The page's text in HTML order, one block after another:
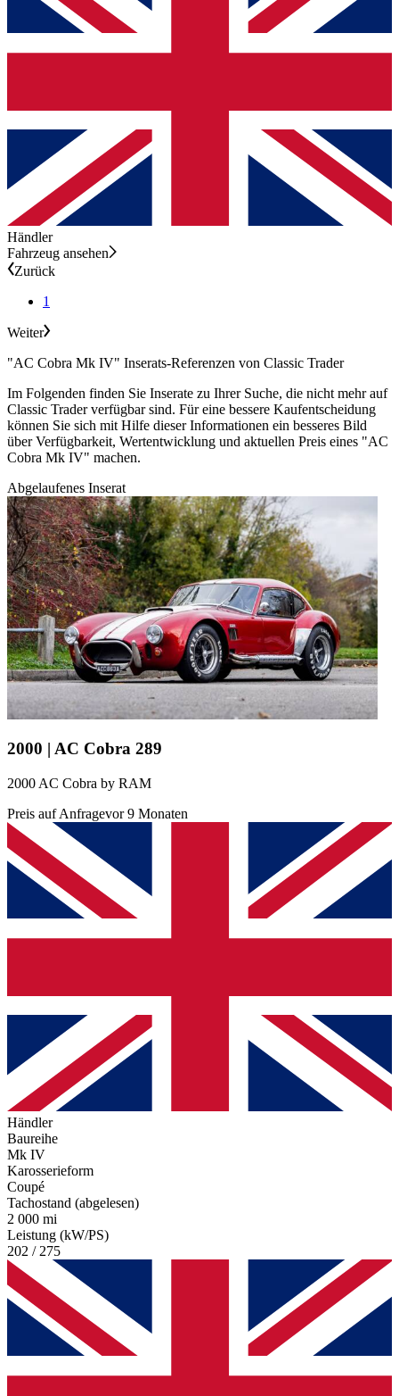
Händler
Fahrzeug ansehen
Zurück
1
Weiter
"AC Cobra Mk IV" Inserats-Referenzen von Classic Trader
Im Folgenden finden Sie Inserate zu Ihrer Suche, die nicht mehr auf
Classic Trader verfügbar sind. Für eine bessere Kaufentscheidung
können Sie sich mit Hilfe dieser Informationen ein besseres Bild
über Verfügbarkeit, Wertentwicklung und aktuellen Preis eines "AC
Cobra Mk IV" machen.
Abgelaufenes Inserat
2000 | AC Cobra 289
2000 AC Cobra by RAM
Preis auf Anfragevor 9 Monaten
Händler
Baureihe
Mk IV
Karosserieform
Coupé
Tachostand (abgelesen)
2 000 mi
Leistung (kW/PS)
202 / 275